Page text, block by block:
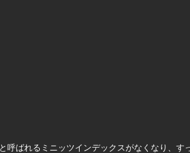
呼ばれるミニッツインデックスがなくなり、す